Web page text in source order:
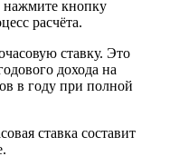
нажмите кнопку
расчёта.
ставку. Это
дохода на
в году при полной
ставка составит